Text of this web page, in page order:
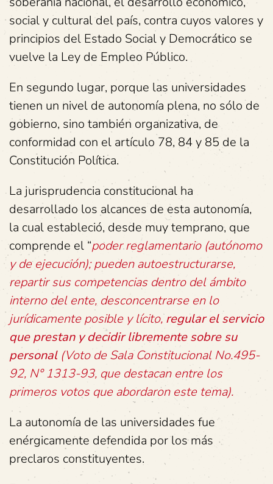
social y cultural del país, contra cuyos valores y
principios del Estado Social y Democrático se
vuelve la Ley de Empleo Público.
En segundo lugar, porque las universidades
tienen un nivel de autonomía plena, no sólo de
gobierno, sino también organizativa, de
conformidad con el artículo 78, 84 y 85 de la
Constitución Política.
La jurisprudencia constitucional ha
desarrollado los alcances de esta autonomía,
la cual estableció, desde muy temprano, que
comprende el “poder reglamentario (autónomo
y de ejecución); pueden autoestructurarse,
repartir sus competencias dentro del ámbito
interno del ente, desconcentrarse en lo
jurídicamente posible y lícito,regular el servicio
que prestan y decidir libremente sobre su
personal(Voto de Sala Constitucional No.495-
92, N° 1313-93, que destacan entre los
primeros votos que abordaron este tema).
La autonomía de las universidades fue
enérgicamente defendida por los más
preclaros constituyentes.